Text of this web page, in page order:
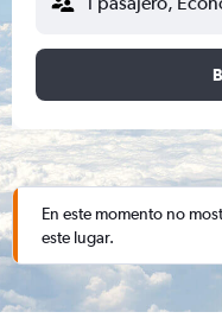
En este momento no
este lugar.